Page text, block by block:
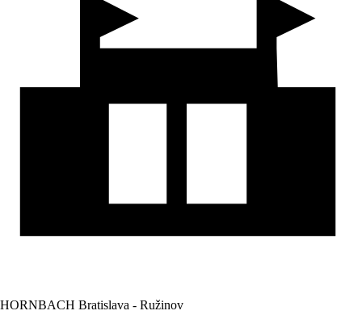
HORNBACH Bratislava - Ružinov